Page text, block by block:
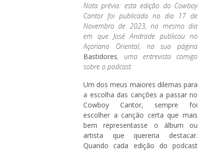
Nota prévia: esta edição do Cowboy
Cantor foi publicada no dia 17 de
Novembro de 2023, no mesmo dia
em que José Andrade publicou no
Açoriano Oriental, na sua página
Bastidores, uma entrevista comigo
sobre o podcast.
Um dos meus maiores dilemas para
a escolha das canções a passar no
Cowboy Cantor, sempre foi
escolher a canção certa que mais
bem representasse o álbum ou
artista que quereria destacar.
Quando cada edição do podcast